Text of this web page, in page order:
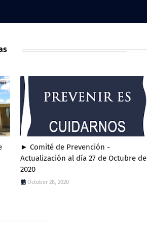
► Comité de Prevención -
Actualización al día 27 de Octubre de
2020
October 28, 2020